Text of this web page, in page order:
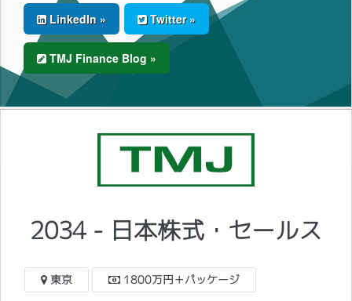
LinkedIn » Twitter »
TMJ Finance Blog »
2034 - 日本株式・セールス
東京 1800万円＋パッケージ